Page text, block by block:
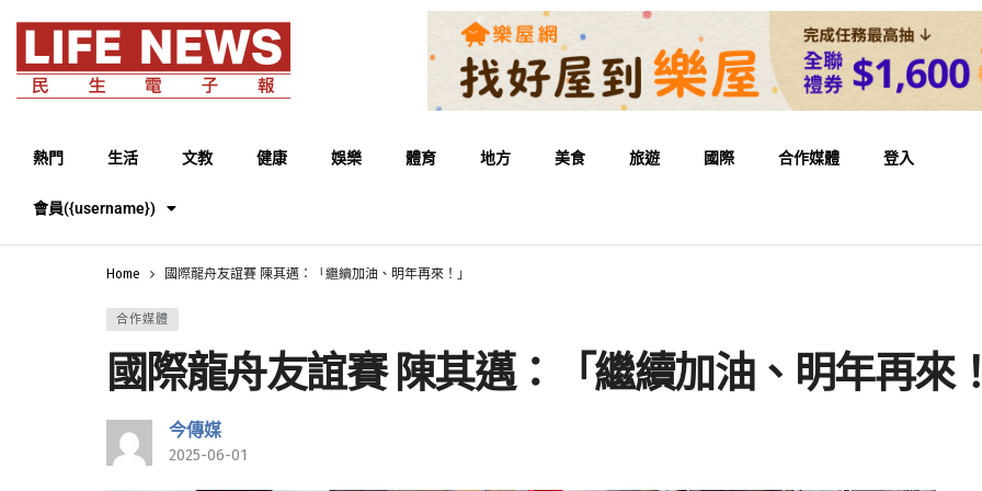
熱門 生活 文教 健康 娛樂 體育 地方 美食 旅遊 國際 合作媒體 登入
會員({username})
Home 國際龍舟友誼賽 陳其邁：「繼續加油、明年再來！」
合作媒體
國際龍舟友誼賽 陳其邁：「繼續加油、明年再來
今傳媒
2025-06-01